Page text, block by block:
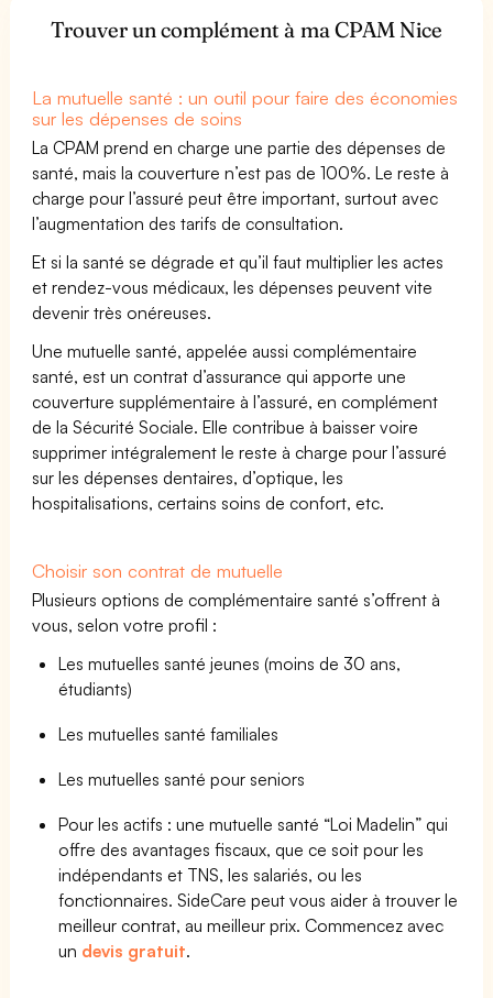
Trouver un complément à ma CPAM Nice
La mutuelle santé : un outil pour faire des économies
sur les dépenses de soins
La CPAM prend en charge une partie des dépenses de
santé, mais la couverture n’est pas de 100%. Le reste à
charge pour l’assuré peut être important, surtout avec
l’augmentation des tarifs de consultation.
Et si la santé se dégrade et qu’il faut multiplier les actes
et rendez-vous médicaux, les dépenses peuvent vite
devenir très onéreuses.
Une mutuelle santé, appelée aussi complémentaire
santé, est un contrat d’assurance qui apporte une
couverture supplémentaire à l’assuré, en complément
de la Sécurité Sociale. Elle contribue à baisser voire
supprimer intégralement le reste à charge pour l’assuré
sur les dépenses dentaires, d’optique, les
hospitalisations, certains soins de confort, etc.
Choisir son contrat de mutuelle
Plusieurs options de complémentaire santé s’offrent à
vous, selon votre profil :
Les mutuelles santé jeunes (moins de 30 ans,
étudiants)
Les mutuelles santé familiales
Les mutuelles santé pour seniors
Pour les actifs : une mutuelle santé “Loi Madelin” qui
offre des avantages fiscaux, que ce soit pour les
indépendants et TNS, les salariés, ou les
fonctionnaires. SideCare peut vous aider à trouver le
meilleur contrat, au meilleur prix. Commencez avec
un devis gratuit.